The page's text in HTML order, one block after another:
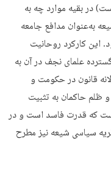
در بقیه موارد چه به
به‌عنوان مدافع جامعه
این کارکرد روحانیت
علمای نجف در آن به
قانون در حکومت و
ظلم حاکمان به تثبیت
که قدرت فاسد است و در
سیاسی شیعه نیز مطرح